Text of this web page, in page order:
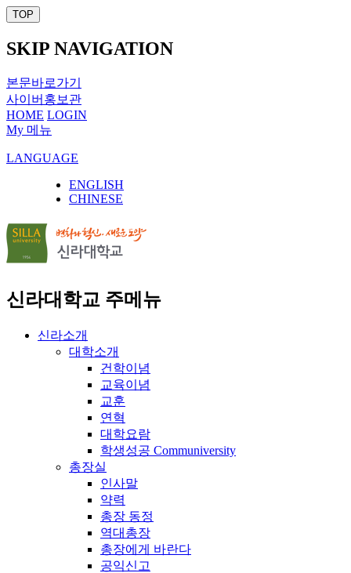
TOP
SKIP NAVIGATION
본문바로가기
사이버홍보관
HOME LOGIN
My 메뉴
LANGUAGE
ENGLISH
CHINESE
신라대학교 주메뉴
신라소개
대학소개
건학이념
교육이념
교훈
연혁
대학요람
학생성공 Communiversity
총장실
인사말
약력
총장 동정
역대총장
총장에게 바란다
공익신고